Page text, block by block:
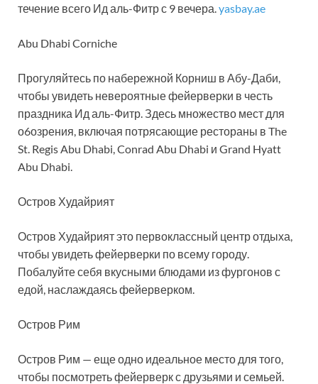
течение всего Ид аль-Фитр с 9 вечера. yasbay.ae
Abu Dhabi Corniche
Прогуляйтесь по набережной Корниш в Абу-Даби,
чтобы увидеть невероятные фейерверки в честь
праздника Ид аль-Фитр. Здесь множество мест для
о6озрения, включая потрясающие рестораны в The
St. Regis Abu Dhabi, Conrad Abu Dhabi и Grand Hyatt
Abu Dhabi.
Остров Худайрият
Остров Худайрият это первоклассный центр отдыха,
чтобы увидеть фейерверки по всему городу.
Побалуйте себя вкусными блюдами из фургонов с
едой, наслаждаясь фейерверком.
Остров Рим
Остров Рим — еще одно идеальное место для того,
чтобы посмотреть фейерверк с друзьями и семьей.